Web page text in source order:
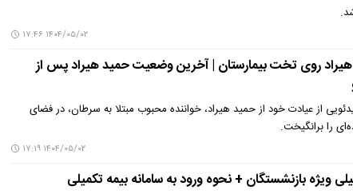
۱۴۰۴/۰۵/۰۲ ۱۷:۴۶
روی تخت بیمارستان | آخرین وضعیت حمید هیراد پس از
از عیادت خود از حمید هیراد، خواننده محبوب مبتلا به سرطان، در فضای
را برانگیخت.
۱۴۰۴/۰۵/۰۲ ۱۷:۱۹
ویژه بازنشستگان + نحوه ورود به سامانه بیمه تکمیلی